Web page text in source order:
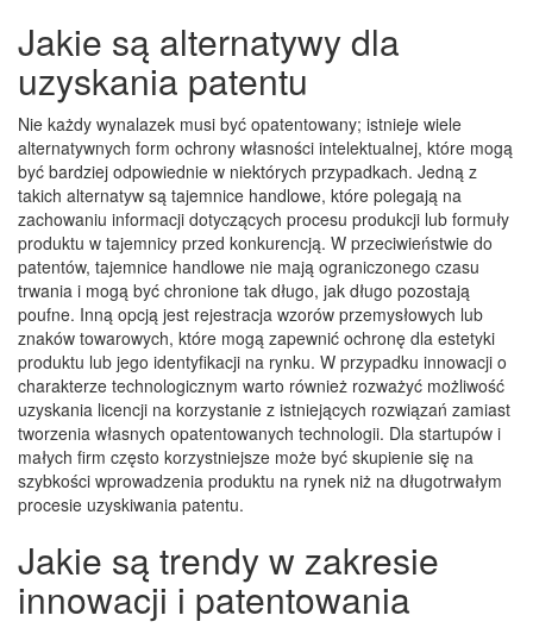
Jakie są alternatywy dla
uzyskania patentu
Nie każdy wynalazek musi być opatentowany; istnieje wiele
alternatywnych form ochrony własności intelektualnej, które mogą
być bardziej odpowiednie w niektórych przypadkach. Jedną z
takich alternatyw są tajemnice handlowe, które polegają na
zachowaniu informacji dotyczących procesu produkcji lub formuły
produktu w tajemnicy przed konkurencją. W przeciwieństwie do
patentów, tajemnice handlowe nie mają ograniczonego czasu
trwania i mogą być chronione tak długo, jak długo pozostają
poufne. Inną opcją jest rejestracja wzorów przemysłowych lub
znaków towarowych, które mogą zapewnić ochronę dla estetyki
produktu lub jego identyfikacji na rynku. W przypadku innowacji o
charakterze technologicznym warto również rozważyć możliwość
uzyskania licencji na korzystanie z istniejących rozwiązań zamiast
tworzenia własnych opatentowanych technologii. Dla startupów i
małych firm często korzystniejsze może być skupienie się na
szybkości wprowadzenia produktu na rynek niż na długotrwałym
procesie uzyskiwania patentu.
Jakie są trendy w zakresie
innowacji i patentowania